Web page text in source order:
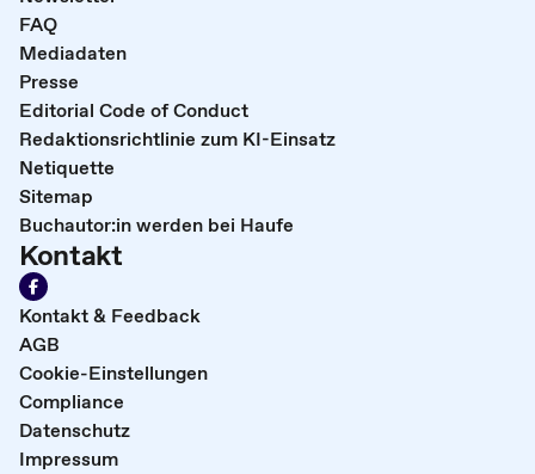
FAQ
Mediadaten
Presse
Editorial Code of Conduct
Redaktionsrichtlinie zum KI-Einsatz
Netiquette
Sitemap
Buchautor:in werden bei Haufe
Kontakt
Kontakt & Feedback
AGB
Cookie-Einstellungen
Compliance
Datenschutz
Impressum